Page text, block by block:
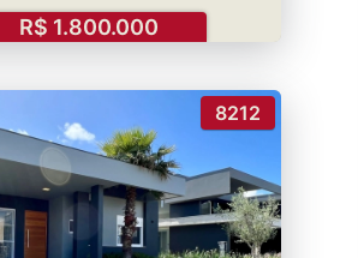
R$ 1.800.000
8212